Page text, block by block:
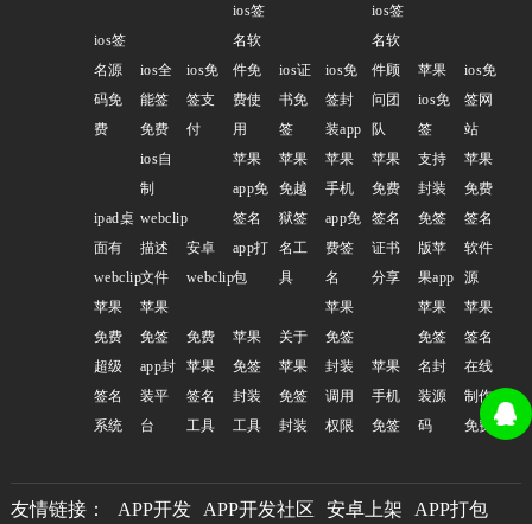
ios签
名源
码免
费
ios全
能签
免费
ios免
签支
付
ios签
名软
件免
费使
用
ios证
书免
签
ios免
签封
装app
ios签
名软
件顾
问团
队
苹果
ios免
签
ios免
签网
站
ipad桌
面有
webclip
ios自
制
webclip
描述
文件
安卓
webclip
苹果
app免
签名
app打
包
苹果
免越
狱签
名工
具
苹果
手机
app免
费签
名
苹果
免费
签名
证书
分享
支持
封装
免签
版苹
果app
苹果
免费
签名
软件
源
苹果
免费
超级
签名
系统
苹果
免签
app封
装平
台
免费
苹果
签名
工具
苹果
免签
封装
工具
关于
苹果
免签
封装
苹果
免签
封装
调用
权限
苹果
手机
免签
苹果
免签
名封
装源
码
苹果
签名
在线
制作
免费
友情链接： APP开发 APP开发社区 安卓上架 APP打包